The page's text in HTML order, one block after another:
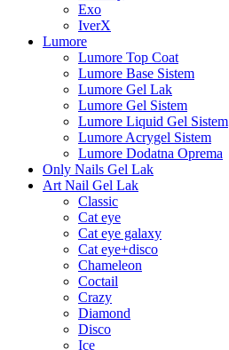
Exo
IverX
Lumore
Lumore Top Coat
Lumore Base Sistem
Lumore Gel Lak
Lumore Gel Sistem
Lumore Liquid Gel Sistem
Lumore Acrygel Sistem
Lumore Dodatna Oprema
Only Nails Gel Lak
Art Nail Gel Lak
Classic
Cat eye
Cat eye galaxy
Cat eye+disco
Chameleon
Coctail
Crazy
Diamond
Disco
Ice